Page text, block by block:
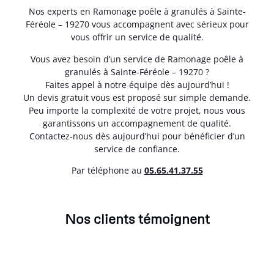
Nos experts en Ramonage poêle à granulés à Sainte-
Féréole – 19270 vous accompagnent avec sérieux pour
vous offrir un service de qualité.
Vous avez besoin d’un service de Ramonage poêle à
granulés à Sainte-Féréole – 19270 ?
Faites appel à notre équipe dès aujourd’hui !
Un devis gratuit vous est proposé sur simple demande.
Peu importe la complexité de votre projet, nous vous
garantissons un accompagnement de qualité.
Contactez-nous dès aujourd’hui pour bénéficier d’un
service de confiance.
Par téléphone au 05.65.41.37.55
Nos clients témoignent